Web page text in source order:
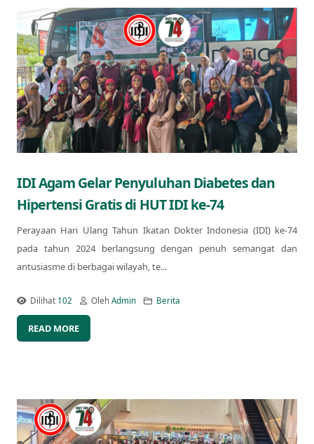
IDI Agam Gelar Penyuluhan Diabetes dan
Hipertensi Gratis di HUT IDI ke-74
Perayaan Hari Ulang Tahun Ikatan Dokter Indonesia (IDI) ke-74
pada tahun 2024 berlangsung dengan penuh semangat dan
antusiasme di berbagai wilayah, te...
Dilihat 102 OlehAdmin Berita
READ MORE